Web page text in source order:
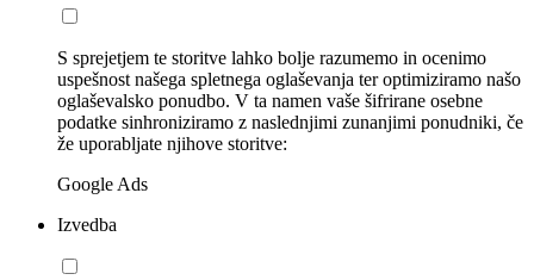
S sprejetjem te storitve lahko bolje razumemo in ocenimo
uspešnost našega spletnega oglaševanja ter optimiziramo našo
oglaševalsko ponudbo. V ta namen vaše šifrirane osebne
podatke sinhroniziramo z naslednjimi zunanjimi ponudniki, če
že uporabljate njihove storitve:
Google Ads
Izvedba